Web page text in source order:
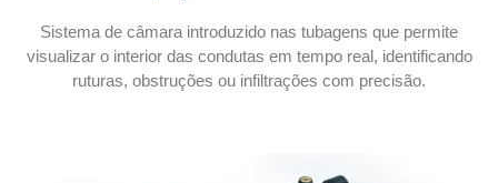
Sistema de câmara introduzido nas tubagens que permite
visualizar o interior das condutas em tempo real, identificando
ruturas, obstruções ou infiltrações com precisão.